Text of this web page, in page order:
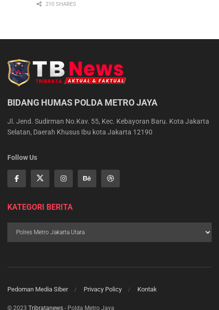
210 SHARES
BIDANG HUMAS POLDA METRO JAYA
Jl. Jend. Sudirman No.Kav. 55, Kec. Kebayoran Baru. Kota Jakarta
Selatan, Daerah Khusus Ibu kota Jakarta 12190
Follow Us
KATEGORI BERITA
Pedoman Media Siber Privacy Policy Kontak
© 2023 Tribratanews - Polda Metro Jaya